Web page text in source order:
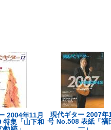
2004年11月
特集「山下和
現代ギター 2007年
号 No.508 表紙「福
一」